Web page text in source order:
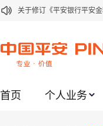
关于修订《平安银行平安
关于2021年劳动节期间代
关于加强代理贵金属业务
首页 个人业务